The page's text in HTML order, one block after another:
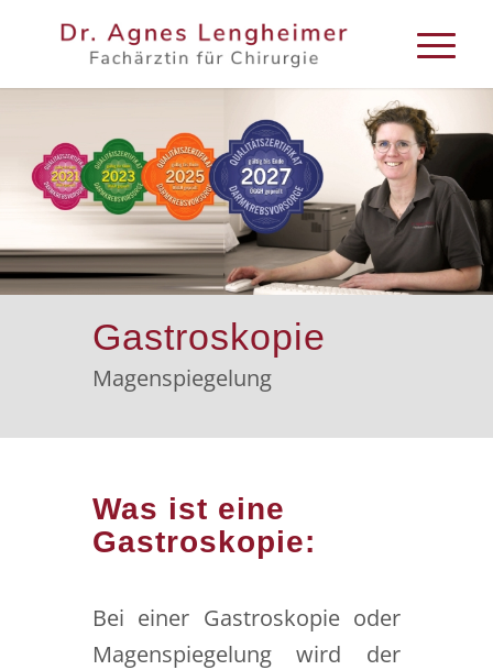
Gastroskopie
Magenspiegelung
Was ist eine
Gastroskopie:
Bei einer Gastroskopie oder
Magenspiegelung wird der